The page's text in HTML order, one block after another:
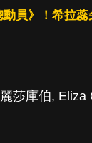
員》！希拉
莎庫伯, Eliza